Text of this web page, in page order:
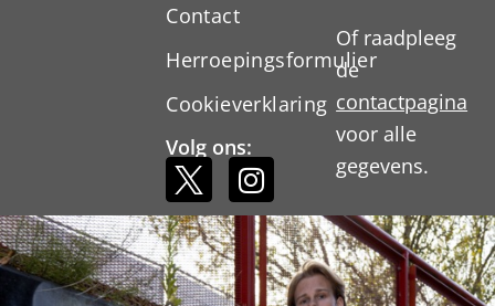
Contact
Herroepingsformulier
Cookieverklaring
Volg ons:
Of raadpleeg
de
contactpagina
voor alle
gegevens.